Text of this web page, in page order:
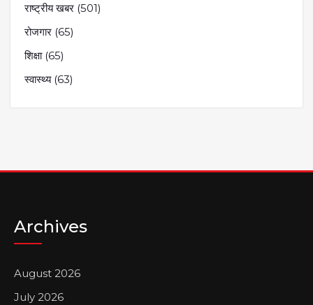
राष्ट्रीय खबर (501)
रोजगार (65)
शिक्षा(65)
स्वास्थ्य(63)
Archives
August 2026
July 2026